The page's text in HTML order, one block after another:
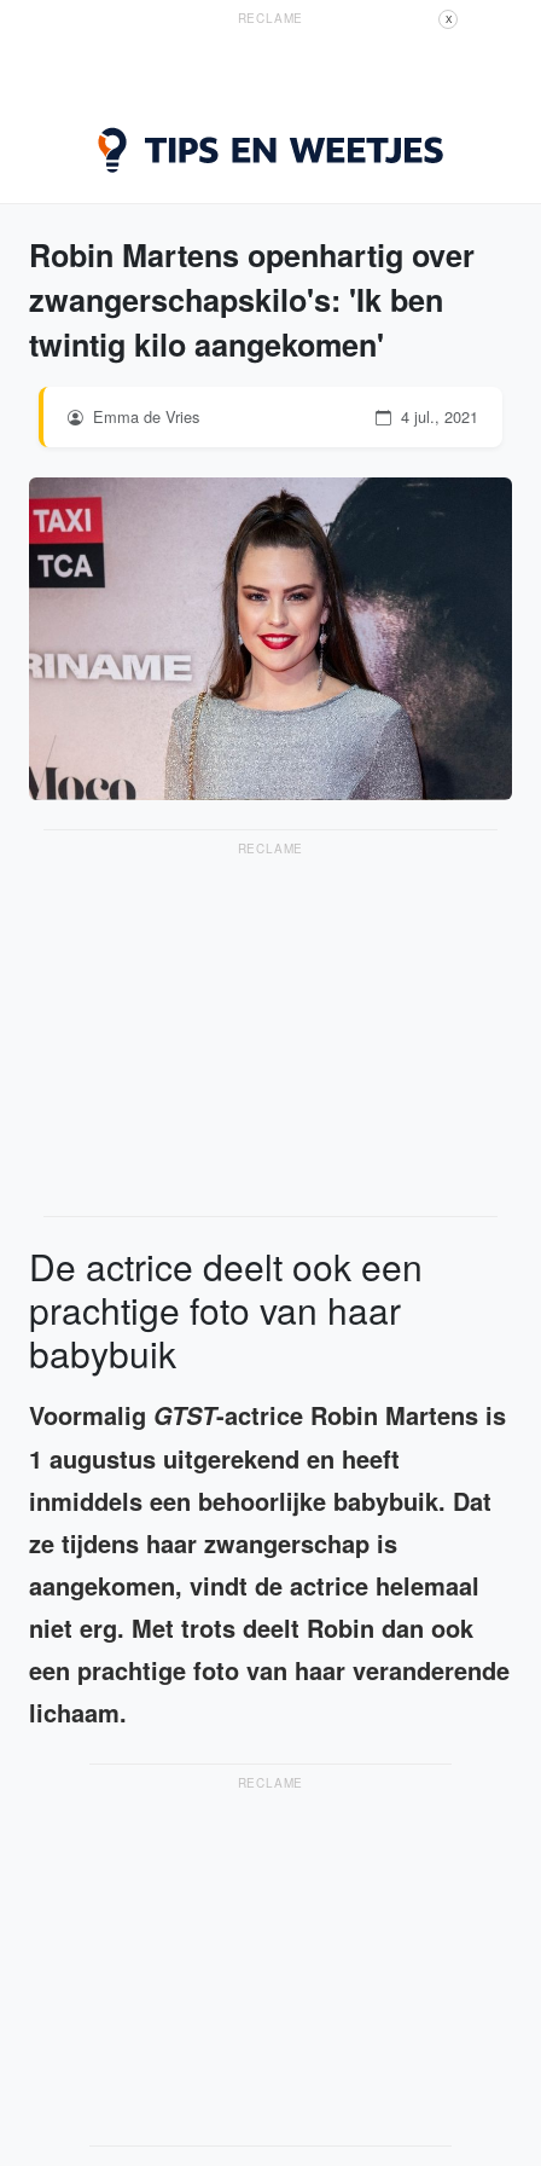
RECLAME X
Robin Martens openhartig over
zwangerschapskilo's: 'Ik ben
twintig kilo aangekomen'
Emma de Vries 4 jul., 2021
RECLAME
De actrice deelt ook een
prachtige foto van haar
babybuik
Voormalig GTST-actrice Robin Martens is
1 augustus uitgerekend en heeft
inmiddels een behoorlijke babybuik. Dat
ze tijdens haar zwangerschap is
aangekomen, vindt de actrice helemaal
niet erg. Met trots deelt Robin dan ook
een prachtige foto van haar veranderende
lichaam.
RECLAME